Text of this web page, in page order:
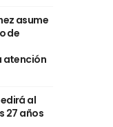
asume
de
atención
al
27 años